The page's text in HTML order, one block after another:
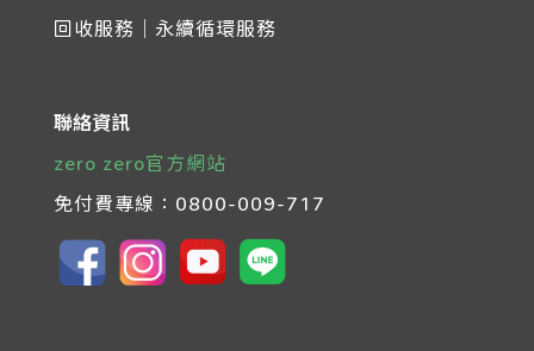
回收服務｜永續循環服務
聯絡資訊
zero zero官方網站
免付費專線： 0800-009-717